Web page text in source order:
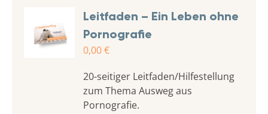
Leitfaden – Ein Leben ohne
Pornografie
0,00€
20-seitiger Leitfaden/Hilfestellung
zum Thema Ausweg aus
Pornografie.